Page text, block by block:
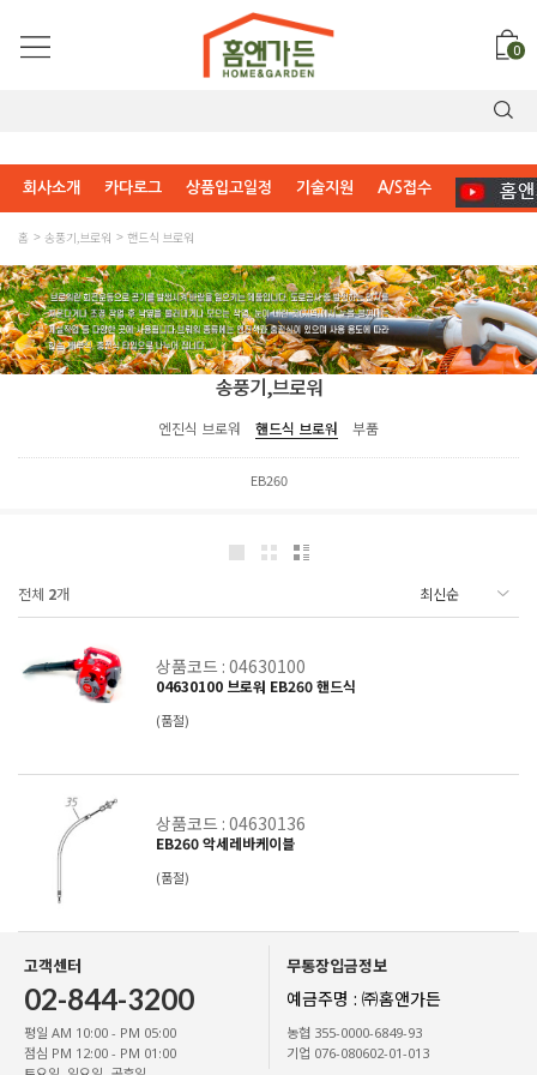
0
회사소개 카다로그 상품입고일정 기술지원 A/S접수
홈 송풍기,브로워 핸드식 브로워
송풍기,브로워
엔진식 브로워 핸드식 브로워 부품
EB260
전체 2개
상품코드 : 04630100
04630100 브로워 EB260 핸드식
(품절)
상품코드 : 04630136
EB260 악세레바케이블
(품절)
고객센터
02-844-3200
평일 AM 10:00 - PM 05:00
점심 PM 12:00 - PM 01:00
무통장입금정보
예금주명 : ㈜홈앤가든
농협 355-0000-6849-93
기업 076-080602-01-013